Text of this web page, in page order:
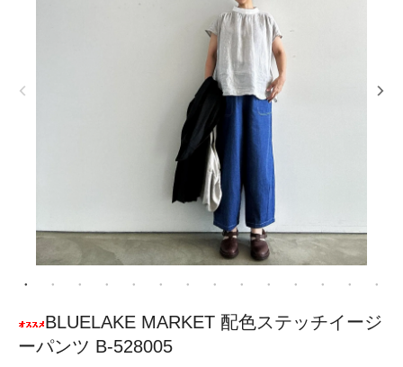
BLUELAKE MARKET 配色ステッチイージ
ーパンツ B-528005